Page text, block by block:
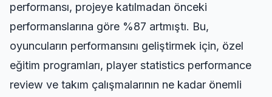
performansı, projeye katılmadan önceki
performanslarına göre %87 artmıştı. Bu,
oyuncuların performansını geliştirmek için, özel
eğitim programları, player statistics performance
review ve takım çalışmalarının ne kadar önemli